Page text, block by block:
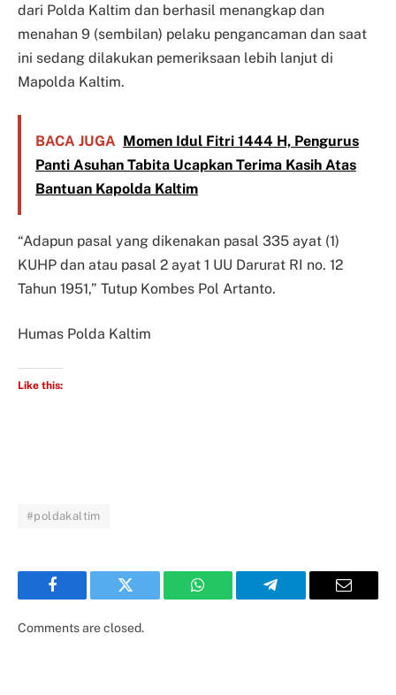
dari Polda Kaltim dan berhasil menangkap dan
menahan 9 (sembilan) pelaku pengancaman dan saat
ini sedang dilakukan pemeriksaan lebih lanjut di
Mapolda Kaltim.
BACA JUGA Momen Idul Fitri 1444 H, Pengurus
Panti Asuhan Tabita Ucapkan Terima Kasih Atas
Bantuan Kapolda Kaltim
“Adapun pasal yang dikenakan pasal 335 ayat (1)
KUHP dan atau pasal 2 ayat 1 UU Darurat RI no. 12
Tahun 1951,” Tutup Kombes Pol Artanto.
Humas Polda Kaltim
Like this:
#poldakaltim
Facebook Twitter WhatsApp Telegram Email
Comments are closed.